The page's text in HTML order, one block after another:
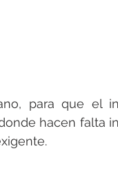
para que el
hacen falta